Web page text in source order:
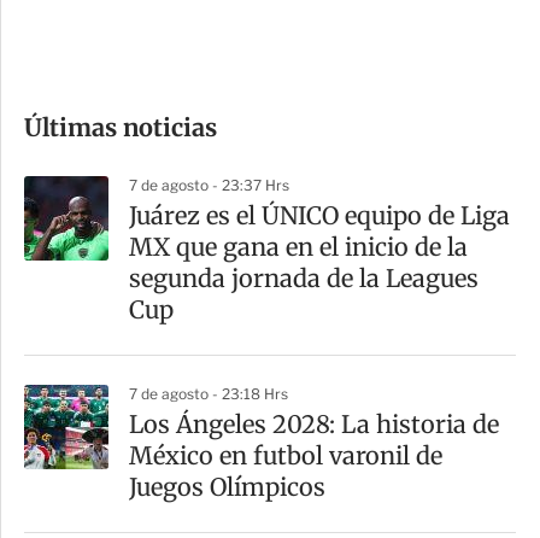
m
a
r
t
Últimas noticias
7 de agosto - 23:37 Hrs
Juárez es el ÚNICO equipo de Liga
MX que gana en el inicio de la
segunda jornada de la Leagues
Cup
7 de agosto - 23:18 Hrs
Los Ángeles 2028: La historia de
México en futbol varonil de
Juegos Olímpicos